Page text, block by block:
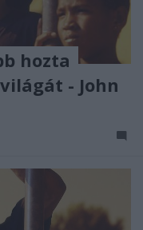
hozta
- John